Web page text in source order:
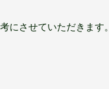
にさせていただきます。